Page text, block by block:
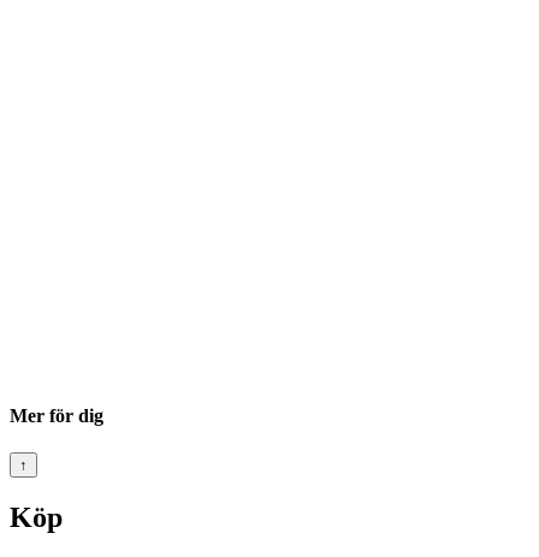
Mer för dig
↑
Köp